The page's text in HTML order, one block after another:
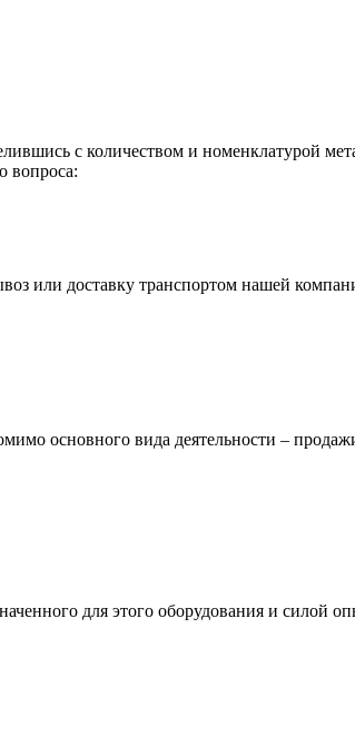
с количеством и номенклатурой
вопроса:
или доставку транспортом нашей
основного вида деятельности –
для этого оборудования и силой